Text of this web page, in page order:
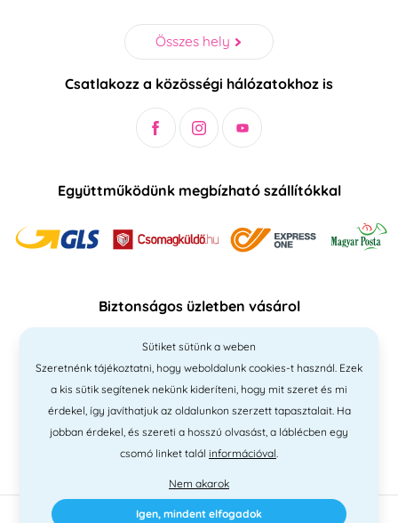
Összes hely
Csatlakozz a közösségi hálózatokhoz is
Együttműködünk megbízható szállítókkal
Biztonságos üzletben vásárol
2010 - 2026 © PNM International Kft. • technikai választék Simplia
Sütiket sütünk a weben
Szeretnénk tájékoztatni, hogy weboldalunk cookies-t használ. Ezek
a kis sütik segítenek nekünk kideríteni, hogy mit szeret és mi
érdekel, így javíthatjuk az oldalunkon szerzett tapasztalait. Ha
jobban érdekel, és szereti a hosszú olvasást, a láblécben egy
csomó linket talál információval.
Nem akarok
Igen, mindent elfogadok